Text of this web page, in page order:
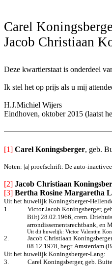
Carel
Jacob Christiaan
Deze kwartierstaat is onderdeel
Ik stel het op prijs als u mij
H.J.Michiel Wijers
Eindhoven, oktober 2015 (laatst
[1] Carel Koningsberger, geb.
Noten: |a| proefschrift: De auto-
[2] Jacob Christiaan
[3] Bertha Rosine Margaretha
Uit het huwelijk Koningsberger-
1.
Victor Jacob Koningsberger,
Bilt) 28.02.1966, crem.
arrondissementsrechtbank, en
Uit dit huwelijk: Victor Valentijn
2.
Jacob Christiaan
08.12.1978, begr. Amsterdam
Uit het huwelijk Koningsberger-Lang:
3.
Carel Koningsberger, geb.